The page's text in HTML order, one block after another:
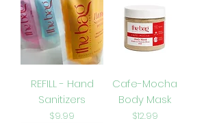
REFILL - Hand
Sanitizers
Precio
$9.99
Cafe-Mocha
Body Mask
Precio
$12.99